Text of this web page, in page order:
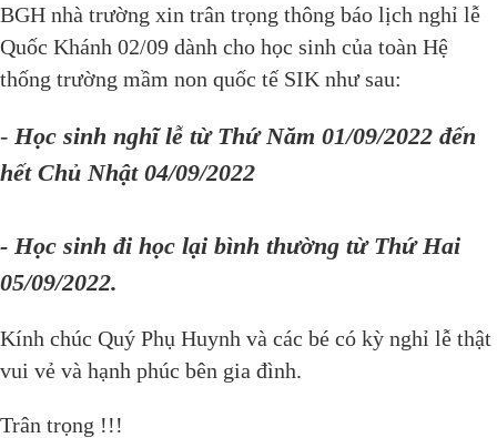
BGH nhà trường xin trân trọng thông báo lịch nghỉ lễ
Quốc Khánh 02/09 dành cho học sinh của toàn Hệ
thống trường mầm non quốc tế SIK như sau:
- Học sinh nghĩ lễ từ Thứ Năm 01/09/2022 đến
hết Chủ Nhật 04/09/2022
- Học sinh đi học lại bình thường từ Thứ Hai
05/09/2022.
Kính chúc Quý Phụ Huynh và các bé có kỳ nghỉ lễ thật
vui vẻ và hạnh phúc bên gia đình.
Trân trọng !!!